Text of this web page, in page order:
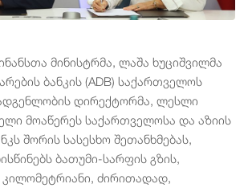
მინისტრმა, ლაშა ხუციშვილმა
ბანკის (ADB) საქართველოს
დირექტორმა, ლესლი
მოაწერეს საქართველოსა და აზიის
შორის სასესხო შეთანხმებას,
ბათუმი-სარფის გზის,
ძირითადად,